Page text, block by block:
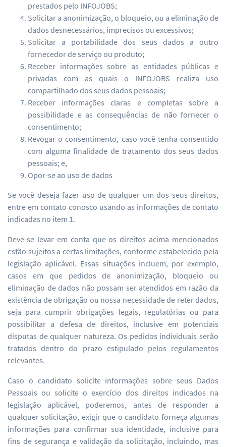
prestados pelo INFOJOBS;
Solicitar a anonimização, o bloqueio, ou a eliminação de
dados desnecessários, imprecisos ou excessivos;
Solicitar a portabilidade dos seus dados a outro
fornecedor de serviço ou produto;
Receber informações sobre as entidades públicas e
privadas com as quais o INFOJOBS realiza uso
compartilhado dos seus dados pessoais;
Receber informações claras e completas sobre a
possibilidade e as consequências de não fornecer o
consentimento;
Revogar o consentimento, caso você tenha consentido
com alguma finalidade de tratamento dos seus dados
pessoais; e,
Opor-se ao uso de dados
Se você deseja fazer uso de qualquer um dos seus direitos,
entre em contato conosco usando as informações de contato
indicadas no item 1.
Deve-se levar em conta que os direitos acima mencionados
estão sujeitos a certas limitações, conforme estabelecido pela
legislação aplicável. Essas situações incluem, por exemplo,
casos em que pedidos de anonimização, bloqueio ou
eliminação de dados não possam ser atendidos em razão da
existência de obrigação ou nossa necessidade de reter dados,
seja para cumprir obrigações legais, regulatórias ou para
possibilitar a defesa de direitos, inclusive em potenciais
disputas de qualquer natureza. Os pedidos individuais serão
tratados dentro do prazo estipulado pelos regulamentos
relevantes.
Caso o candidato solicite informações sobre seus Dados
Pessoais ou solicite o exercício dos direitos indicados na
legislação aplicável, poderemos, antes de responder a
qualquer solicitação, exigir que o candidato forneça algumas
informações para confirmar sua identidade, inclusive para
fins de segurança e validação da solicitação, incluindo, mas